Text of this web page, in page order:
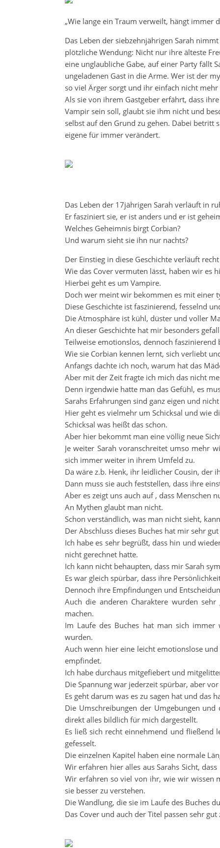
„Wie lange ein Traum verweilt, hängt immer
Das Leben der siebzehnjährigen Sarah nimmt
plötzliche Wendung: Nicht nur ihre älteste
eine unglaubliche Gabe, auf einer Party fällt
ungeladenen Gast in die Arme. Wer ist der
so viel Ärger sorgt und ihr einfach nicht
Als sie von ihrem Gastgeber erfährt, dass
Vampir sein soll, glaubt sie ihm nicht und
selbst auf den Grund zu gehen. Dabei betritt
eigene für immer verändert.
Das Leben der 17jährigen Sarah verläuft in
Er fasziniert sie, er ist anders und er ist
Welches Geheimnis birgt Corbian?
Und warum sieht sie ihn nur nachts?
Der Einstieg in diese Geschichte verläuft
Wie das Cover vermuten lässt, haben wir es
Hierbei geht es um Vampire.
Doch wer meint wir bekommen es mit einer
Diese Geschichte ist faszinierend, fesselnd
Die Atmosphäre ist kühl, düster und voller
An dieser Geschichte hat mir besonders
Teilweise emotionslos, dennoch
Wie sie Corbian kennen lernt, sich verliebt
Anfangs dachte ich noch, warum hat das
Aber mit der Zeit fragte ich mich das nicht
Denn irgendwie hatte man das Gefühl, es
Sarahs Erfahrungen sind ganz eigen und
Hier geht es vielmehr um Schicksal und wie
Schicksal was heißt das schon.
Aber hier bekommt man eine völlig neue
Je weiter Sarah voranschreitet umso mehr
sich immer weiter in ihrem Umfeld zu.
Da wäre z.b. Henk, ihr leidlicher Cousin, der
Dann muss sie auch feststellen, dass ihre
Aber es zeigt uns auch auf , dass Menschen
An Mythen glaubt man nicht.
Schon verständlich, was man nicht sieht,
Der Abschluss dieses Buches hat mir sehr
Ich habe es sehr begrüßt, dass hin und
nicht gerechnet hatte.
Ich kann nicht behaupten, dass mir Sarah
Es war gleich spürbar, dass ihre
Dennoch ihre Empfindungen und
Auch die anderen Charaktere wurden
machen.
Im Laufe des Buches hat man sich immer
wurden.
Auch wenn hier eine leicht emotionslose
empfindet.
Ich habe durchaus mitgefiebert und
Die Spannung war jederzeit spürbar, aber
Es geht darum was es zu sagen hat und das
Die Umschreibungen der Umgebungen
direkt alles bildlich für mich dargestellt.
Es ließ sich recht einnehmend und fließend
gefesselt.
Die einzelnen Kapitel haben eine normale
Wir erfahren hier alles aus Sarahs Sicht,
Wir erfahren so viel von ihr, wie wir wissen
sie besser zu verstehen.
Die Wandlung, die sie im Laufe des Buches
Das Cover und auch der Titel passen sehr gut